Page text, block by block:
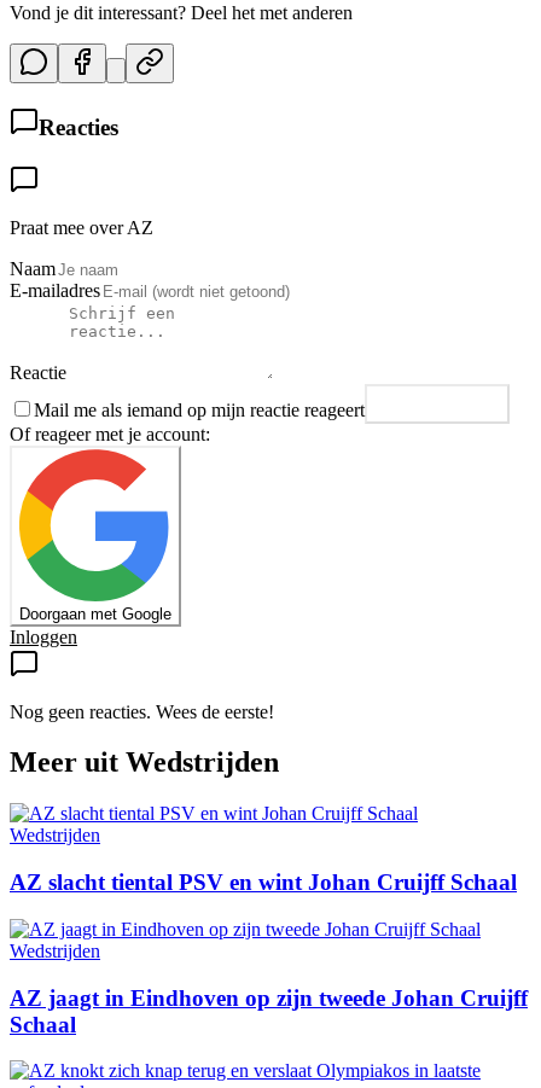
Vond je dit interessant? Deel het met anderen
Reacties
Praat mee over AZ
Naam
E-mailadres
Reactie
Mail me als iemand op mijn reactie reageert
Of reageer met je account:
Doorgaan met Google
Inloggen
Nog geen reacties. Wees de eerste!
Meer uit Wedstrijden
Wedstrijden
AZ slacht tiental PSV en wint Johan Cruijff Schaal
Wedstrijden
AZ jaagt in Eindhoven op zijn tweede Johan Cruijff
Schaal